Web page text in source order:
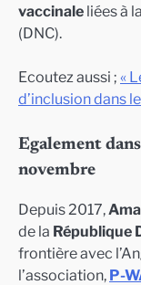
vaccinale liées à la
(DNC).
Ecoutez aussi ; «
d’inclusion dans
Egalement
novembre
Depuis 2017,
de la République
frontière avec
l’association, P-